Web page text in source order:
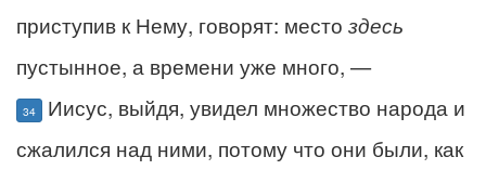
приступив к Нему, говорят: место здесь
пустынное, а времени уже много, —
34
Иисус, выйдя, увидел множество народа и
сжалился над ними, потому что они были, как